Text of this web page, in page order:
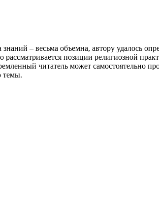
– весьма объемна, автору удалось
позиции религиозной
читатель может самостоятельно
темы.